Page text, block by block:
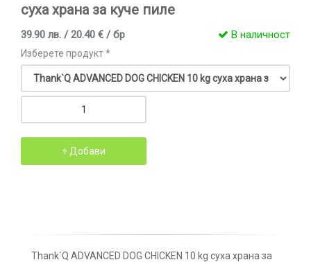
суха храна за куче пиле
39.90 лв. / 20.40 € / бр В наличност
Изберете продукт *
Thank`Q ADVANCED DOG CHICKEN 10 kg суха храна за